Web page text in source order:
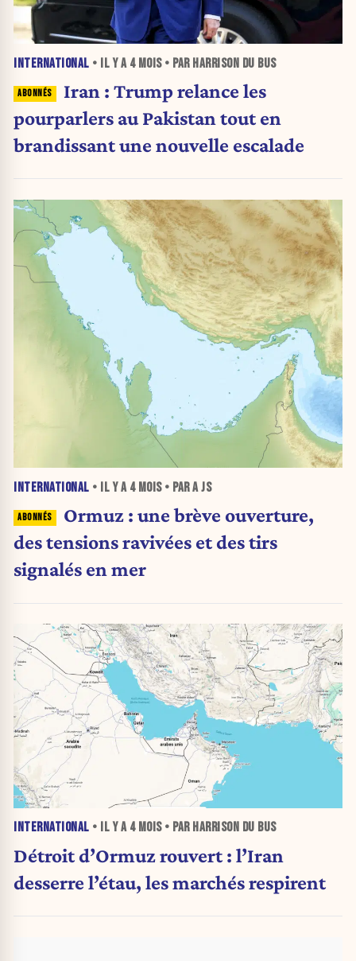
INTERNATIONAL • IL Y A 4 MOIS• PAR HARRISON DU BUS
Iran : Trump relance les
pourparlers au Pakistan tout en
brandissant une nouvelle escalade
INTERNATIONAL • IL Y A 4 MOIS• PAR A JS
Ormuz : une brève ouverture,
des tensions ravivées et des tirs
signalés en mer
INTERNATIONAL • IL Y A 4 MOIS• PAR HARRISON DU BUS
Détroit d’Ormuz rouvert : l’Iran
desserre l’étau, les marchés respirent